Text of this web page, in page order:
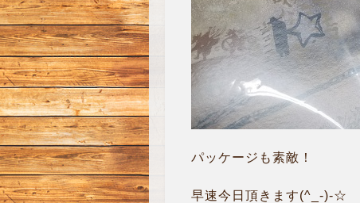
パッケージも素敵！
早速今日頂きます(^_-)-☆